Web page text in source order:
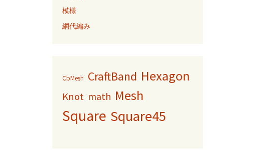
模様
網代編み
CbMesh CraftBand Hexagon
Knot math Mesh
Square Square45